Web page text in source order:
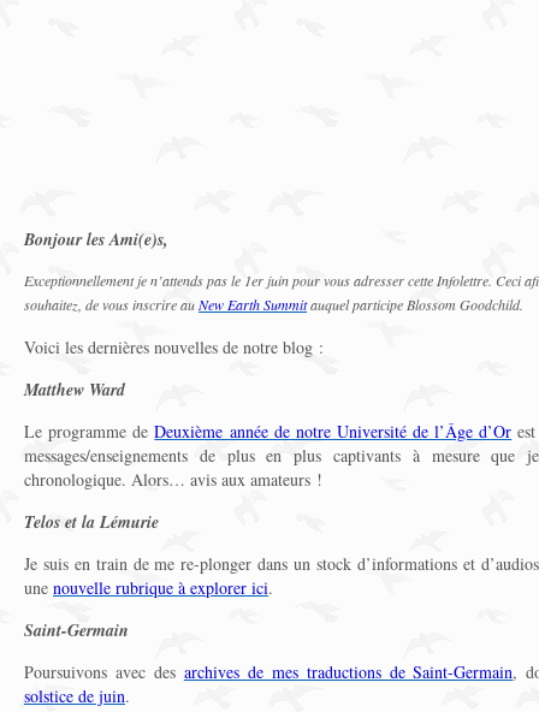
Bonjour les Ami(e)s,
Exceptionnellement je n’attends pas le 1er juin pour vous adresser cette Infolettre. Ceci
souhaitez, de vous inscrire auNew Earth Summitauquel participe Blossom Goodchild.
Voici les dernières nouvelles de notre blog :
Matthew Ward
Le programme deDeuxième année de notre Université de l’Âge d’Or
messages/enseignements de plus en plus captivants à mesure
chronologique. Alors… avis aux amateurs !
Telos et la Lémurie
Je suis en train de me re-plonger dans un stock d’informations et
une nouvelle rubrique à explorer ici.
Saint-Germain
Poursuivons avec des archives de mes traductions de Saint-Germain,
solstice de juin.